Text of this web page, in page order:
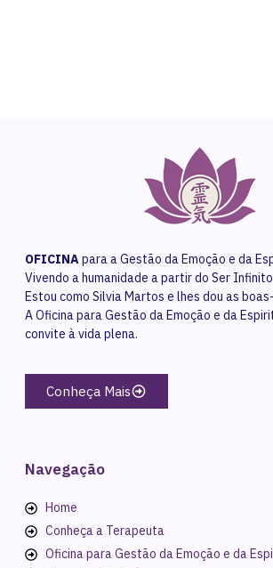
OFICINApara a Gestão da Emoção e da
Vivendo a humanidade a partir do Ser Infinito
Estou como Silvia Martos e lhes dou as
A Oficina para Gestão da Emoção e da
convite à vida plena.
Conheça Mais
Navegação
Home
Conheça a Terapeuta
Oficina para Gestão da Emoção e da